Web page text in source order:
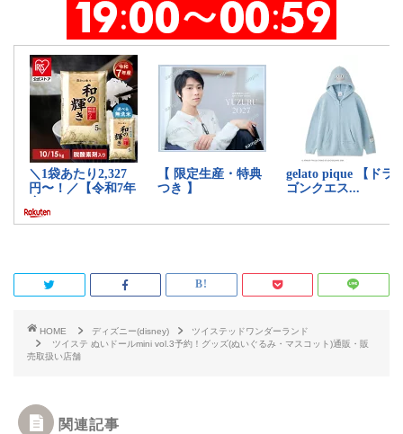
HOME ディズニー(disney)
ツイステッドワンダーランド
ツイステ ぬいドールmini vol.3予約！グッズ(ぬいぐるみ・マスコット)通販・販
売取扱い店舗
関連記事